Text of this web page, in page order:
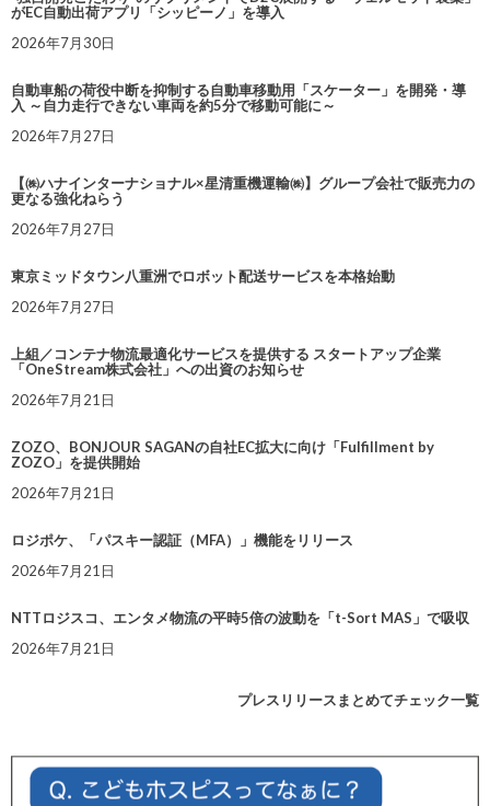
がEC自動出荷アプリ「シッピーノ」を導入
2026年7月30日
自動車船の荷役中断を抑制する自動車移動用「スケーター」を開発・導
入 ～自力走行できない車両を約5分で移動可能に～
2026年7月27日
【㈱ハナインターナショナル×星清重機運輸㈱】グループ会社で販売力の
更なる強化ねらう
2026年7月27日
東京ミッドタウン八重洲でロボット配送サービスを本格始動
2026年7月27日
上組／コンテナ物流最適化サービスを提供する スタートアップ企業
「OneStream株式会社」への出資のお知らせ
2026年7月21日
ZOZO、BONJOUR SAGANの自社EC拡大に向け「Fulfillment by
ZOZO」を提供開始
2026年7月21日
ロジポケ、「パスキー認証（MFA）」機能をリリース
2026年7月21日
NTTロジスコ、エンタメ物流の平時5倍の波動を「t-Sort MAS」で吸収
2026年7月21日
プレスリリースまとめてチェック一覧